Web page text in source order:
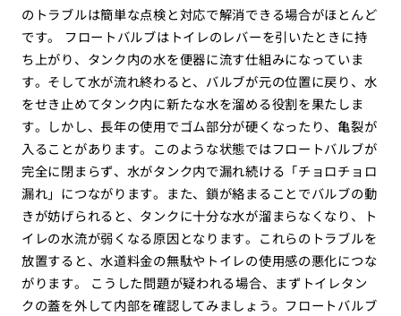
のトラブルは簡単な点検と対応で解消できる場合がほとんど
です。 フロートバルブはトイレのレバーを引いたときに持
ち上がり、タンク内の水を便器に流す仕組みになっていま
す。そして水が流れ終わると、バルブが元の位置に戻り、水
をせき止めてタンク内に新たな水を溜める役割を果たしま
す。しかし、長年の使用でゴム部分が硬くなったり、亀裂が
入ることがあります。このような状態ではフロートバルブが
完全に閉まらず、水がタンク内で漏れ続ける「チョロチョロ
漏れ」につながります。また、鎖が絡まることでバルブの動
きが妨げられると、タンクに十分な水が溜まらなくなり、ト
イレの水流が弱くなる原因となります。これらのトラブルを
放置すると、水道料金の無駄やトイレの使用感の悪化につな
がります。 こうした問題が疑われる場合、まずトイレタン
クの蓋を外して内部を確認してみましょう。フロートバルブ